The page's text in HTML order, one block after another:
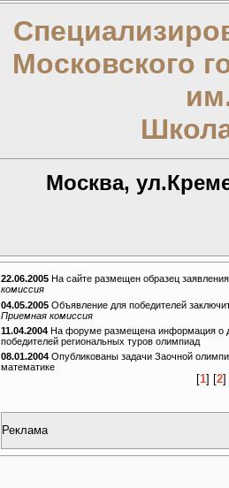
Московского
Москва,
22.06.2005 На сайте размещен образец
комиссия
04.05.2005 Объявление для победителей
Приемная комиссия
11.04.2004 На форуме размещена информация о
победителей региональных туров олимпиад
08.01.2004 Опубликованы задачи Заочной
математике
[1] [2]
Реклама